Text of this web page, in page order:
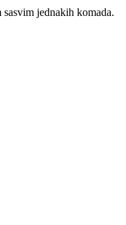
sasvim jednakih komada.